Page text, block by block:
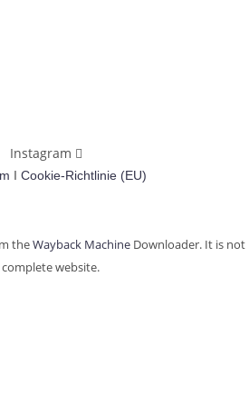
Instagram
ICookie-Richtlinie (EU)
theWayback Machine Downloader. It is not
complete website.